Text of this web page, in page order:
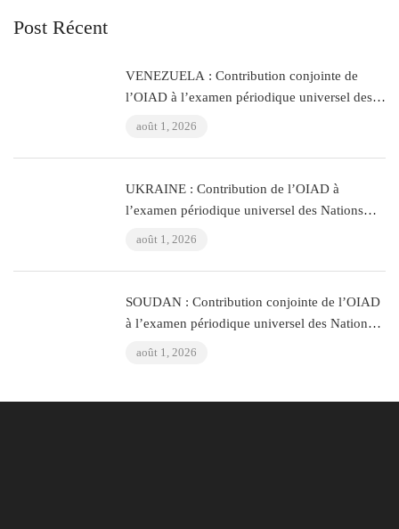
Post Récent
VENEZUELA : Contribution conjointe de
l’OIAD à l’examen périodique universel des
août 1, 2026
UKRAINE : Contribution de l’OIAD à
l’examen périodique universel des Nations
août 1, 2026
SOUDAN : Contribution conjointe de l’OIAD
à l’examen périodique universel des Nations
août 1, 2026